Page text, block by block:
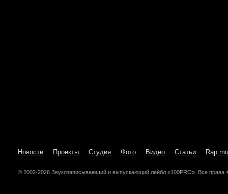
Новости Проекты Студия Фото Видео Статьи Rap
© 2002-2026 Звукозаписывающий и выпускающий лейбл «100PRO». Все